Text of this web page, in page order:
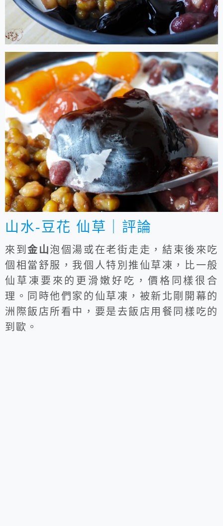
山水-豆花 仙草｜評論
來到金山泡個湯或在老街走走，結束後來吃
個相當舒服，我個人特別推仙草凍，比一般
仙草凍要來的更滑嫩好吃，價格同樣很合
理。同時他們家的仙草凍，被新北剛開幕的
洲際飯店所看中，要是去飯店用餐同樣吃的
到歐。